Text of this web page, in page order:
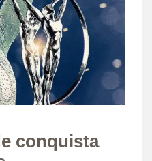
conquista